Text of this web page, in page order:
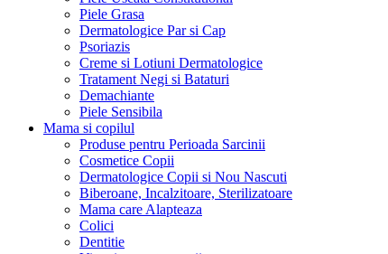
Piele Grasa
Dermatologice Par si Cap
Psoriazis
Creme si Lotiuni Dermatologice
Tratament Negi si Bataturi
Demachiante
Piele Sensibila
Mama si copilul
Produse pentru Perioada Sarcinii
Cosmetice Copii
Dermatologice Copii si Nou Nascuti
Biberoane, Incalzitoare, Sterilizatoare
Mama care Alapteaza
Colici
Dentitie